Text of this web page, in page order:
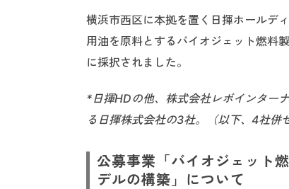
横浜市西区に本拠を置く日揮ホールデ
用油を原料とするバイオジェット燃料
に採択されました。
*日揮HDの他、株式会社レボインター
る日揮株式会社の3社。（以下、4社併
公募事業「バイオジェット
デルの構築」について